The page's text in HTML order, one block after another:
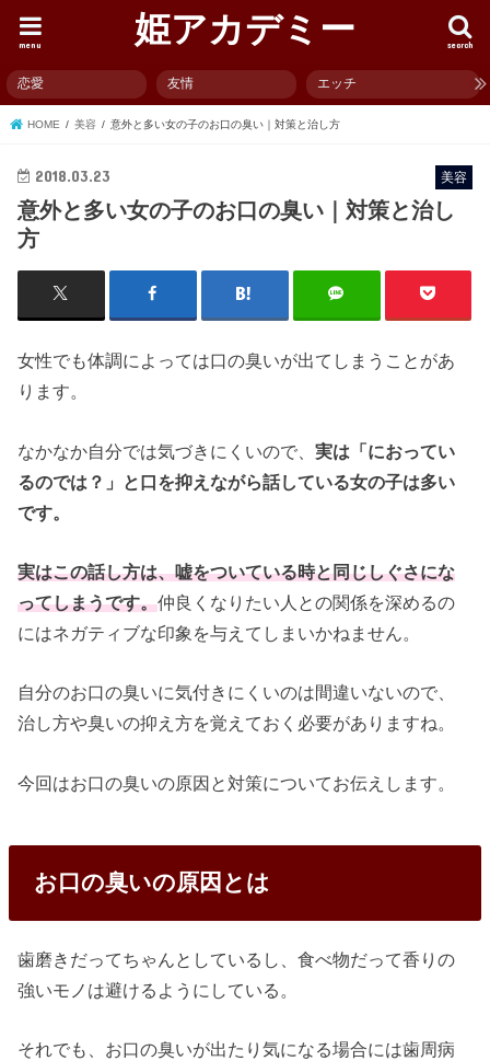
姫アカデミー search
menu
恋愛 友情 エッチ
HOME 美容 意外と多い女の子のお口の臭い｜対策と治し方
美容
2018.03.23
意外と多い女の子のお口の臭い｜対策と治し
方
女性でも体調によっては口の臭いが出てしまうことがあ
ります。
なかなか自分では気づきにくいので、実は「におってい
るのでは？」と口を抑えながら話している女の子は多い
です。
実はこの話し方は、嘘をついている時と同じしぐさにな
ってしまうです。仲良くなりたい人との関係を深めるの
にはネガティブな印象を与えてしまいかねません。
自分のお口の臭いに気付きにくいのは間違いないので、
治し方や臭いの抑え方を覚えておく必要がありますね。
今回はお口の臭いの原因と対策についてお伝えします。
お口の臭いの原因とは
歯磨きだってちゃんとしているし、食べ物だって香りの
強いモノは避けるようにしている。
それでも、お口の臭いが出たり気になる場合には歯周病